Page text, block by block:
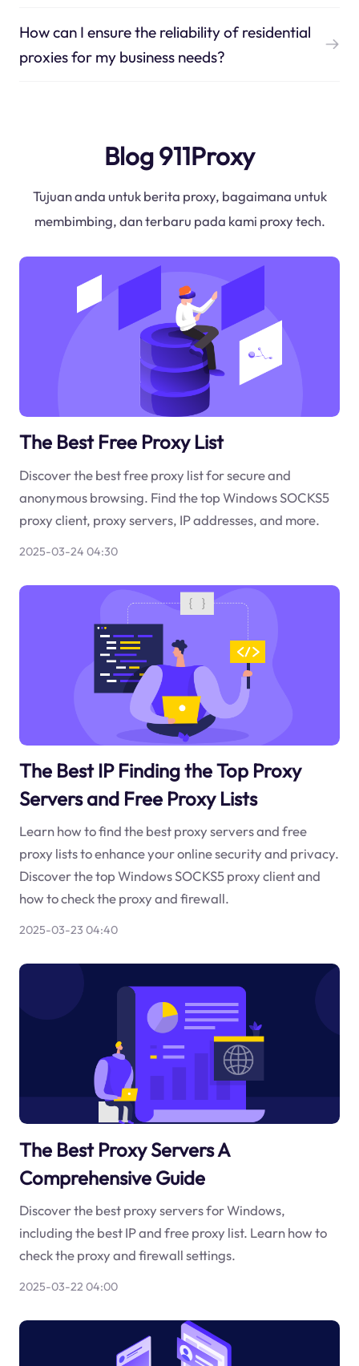
How can I ensure the reliability of residential
proxies for my business needs?
Blog 911Proxy
Tujuan anda untuk berita proxy, bagaimana untuk
membimbing, dan terbaru pada kami proxy tech.
The Best Free Proxy List
Discover the best free proxy list for secure and
anonymous browsing. Find the top Windows SOCKS5
proxy client, proxy servers, IP addresses, and more.
2025-03-24 04:30
The Best IP Finding the Top Proxy
Servers and Free Proxy Lists
Learn how to find the best proxy servers and free
proxy lists to enhance your online security and privacy.
Discover the top Windows SOCKS5 proxy client and
how to check the proxy and firewall.
2025-03-23 04:40
The Best Proxy Servers A
Comprehensive Guide
Discover the best proxy servers for Windows,
including the best IP and free proxy list. Learn how to
check the proxy and firewall settings.
2025-03-22 04:00